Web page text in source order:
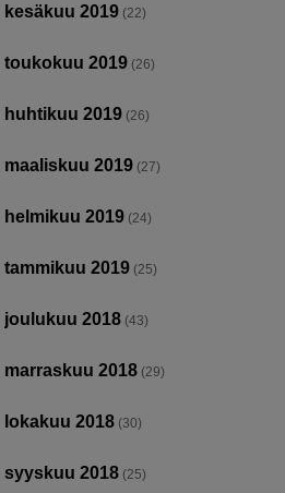
kesäkuu 2019 (22)
toukokuu 2019 (26)
huhtikuu 2019 (26)
maaliskuu 2019 (27)
helmikuu 2019 (24)
tammikuu 2019 (25)
joulukuu 2018 (43)
marraskuu 2018 (29)
lokakuu 2018 (30)
syyskuu 2018 (25)